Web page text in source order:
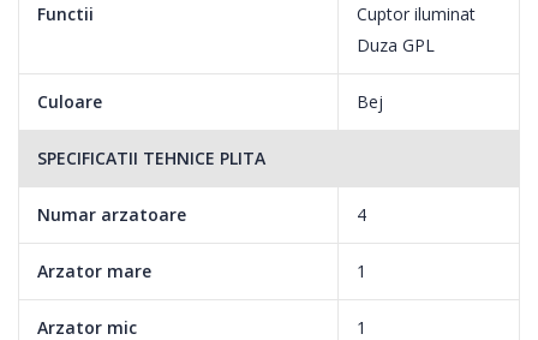
Functii
Cuptor iluminat
Duza GPL
Culoare Bej
SPECIFICATII TEHNICE PLITA
Numar arzatoare 4
Arzator mare 1
Arzator mic 1